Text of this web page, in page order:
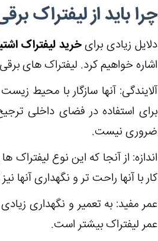
چرا باید از لیفتراک
دلایل زیادی برایخرید لیفتراک
اشاره خواهیم کرد. لیفتراک های
آلایندگی: آنها سازگار با محیط
برای استفاده در فضای داخلی
ضروری نیست.
اندازه: از آنجا که این نوع
کار با آنها راحت تر و نگهداری آنها
عمر مفید: به تعمیر و نگهداری
عمر لیفتراک بیشتر است.